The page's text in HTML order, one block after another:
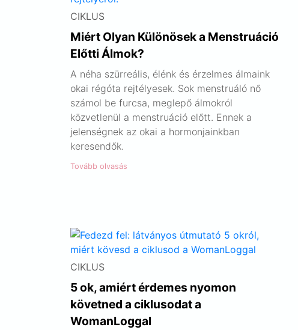
CIKLUS
Miért Olyan Különösek a Menstruáció
Előtti Álmok?
A néha szürreális, élénk és érzelmes álmaink
okai régóta rejtélyesek. Sok menstruáló nő
számol be furcsa, meglepő álmokról
közvetlenül a menstruáció előtt. Ennek a
jelenségnek az okai a hormonjainkban
keresendők.
Tovább olvasás
CIKLUS
5 ok, amiért érdemes nyomon
követned a ciklusodat a
WomanLoggal